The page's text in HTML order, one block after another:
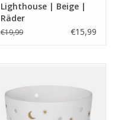
Lighthouse | Beige |
Räder
€19,99 €15,99